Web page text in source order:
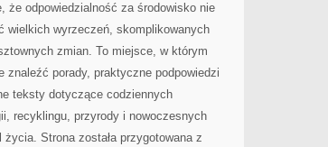
że odpowiedzialność za środowisko nie
wielkich wyrzeczeń, skomplikowanych
zmian. To miejsce, w którym
znaleźć porady, praktyczne podpowiedzi
teksty dotyczące codziennych
recyklingu, przyrody i nowoczesnych
Strona została przygotowana z